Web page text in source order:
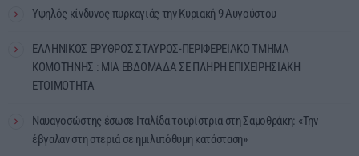
Υψηλός κίνδυνος πυρκαγιάς την Κυριακή 9 Αυγούστου
ΕΛΛΗΝΙΚΟΣ ΕΡΥΘΡΟΣ ΣΤΑΥΡΟΣ-ΠΕΡΙΦΕΡΕΙΑΚΟ ΤΜΗΜΑ
ΚΟΜΟΤΗΝΗΣ : ΜΙΑ ΕΒΔΟΜΑΔΑ ΣΕ ΠΛΗΡΗ ΕΠΙΧΕΙΡΗΣΙΑΚΗ
ΕΤΟΙΜΟΤΗΤΑ
Ναυαγοσώστης έσωσε Ιταλίδα τουρίστρια στη Σαμοθράκη: «Την
έβγαλαν στη στεριά σε ημιλιπόθυμη κατάσταση»